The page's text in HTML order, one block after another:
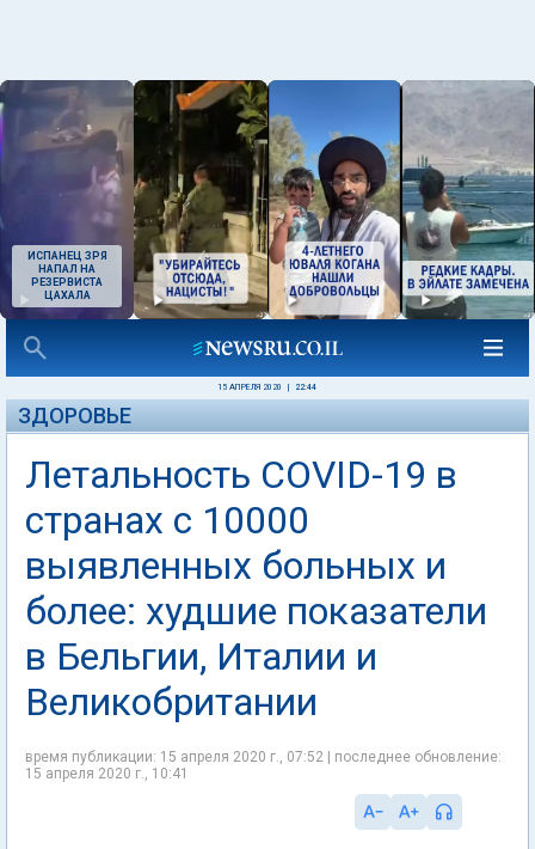
ИСПАНЕЦ ЗРЯ
НАПАЛ НА
РЕЗЕРВИСТА
ЦАХАЛА
15 АПРЕЛЯ 2020 22:44
ЗДОРОВЬЕ
Летальность COVID-19 в
странах с 10000
выявленных больных и
более: худшие показатели
в Бельгии, Италии и
Великобритании
время публикации: 15 апреля 2020 г., 07:52 | последнее обновление:
15 апреля 2020 г., 10:41